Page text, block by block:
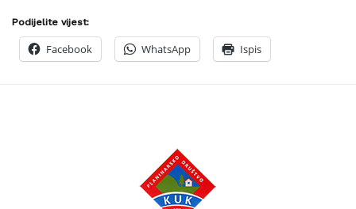
Podijelite vijest:
Facebook WhatsApp Ispis